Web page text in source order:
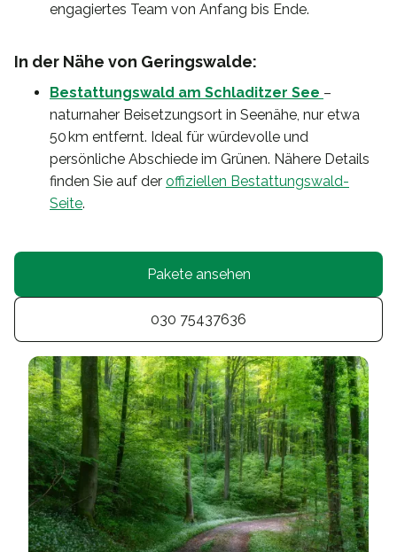
engagiertes Team von Anfang bis Ende.
In der Nähe von Geringswalde:
Bestattungswald am Schladitzer See –
naturnaher Beisetzungsort in Seenähe, nur etwa
50 km entfernt. Ideal für würdevolle und
persönliche Abschiede im Grünen. Nähere Details
finden Sie auf der offiziellen Bestattungswald-
Seite.
Pakete ansehen
030 75437636